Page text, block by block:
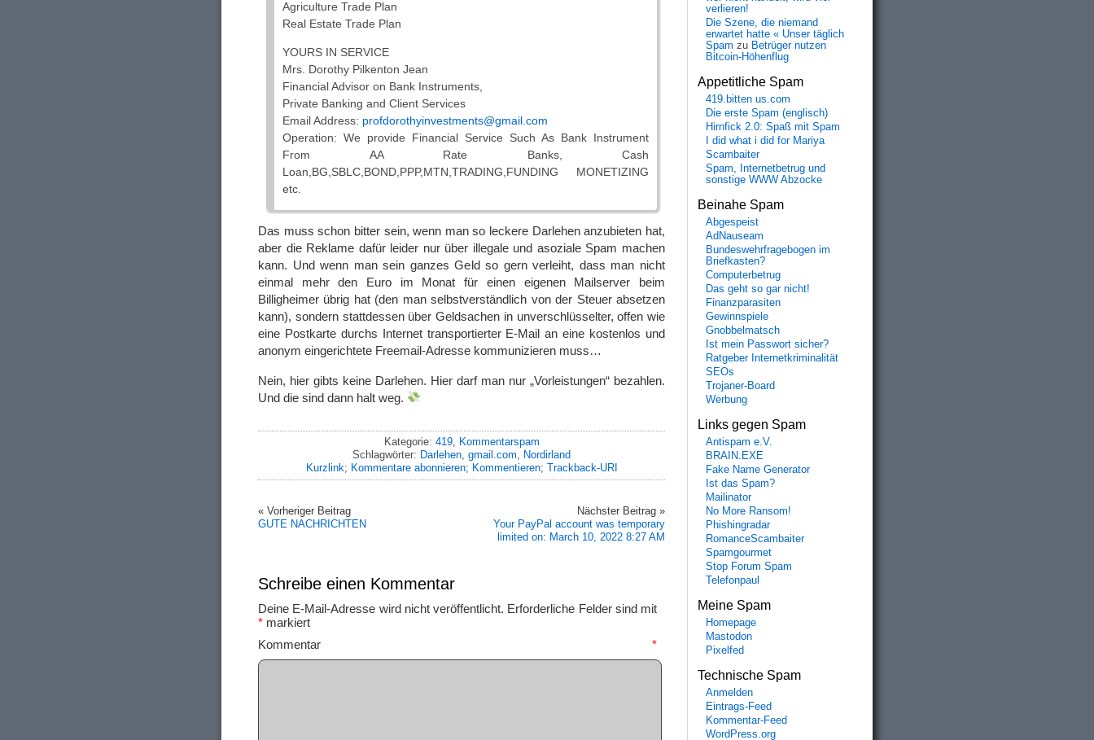
Agriculture Trade Plan
Real Estate Trade Plan
YOURS IN SERVICE
Mrs. Dorothy Pilkenton Jean
Financial Advisor on Bank Instruments,
Private Banking and Client Services
Email Address: profdorothyinvestments@gmail.com
Operation: We provide Financial Service Such As Bank Instrument
From AA Rate Banks, Cash
Loan,BG,SBLC,BOND,PPP,MTN,TRADING,FUNDING MONETIZING
etc.
Das muss schon bitter sein, wenn man so leckere Darlehen anzubieten hat,
aber die Reklame dafür leider nur über illegale und asoziale Spam machen
kann. Und wenn man sein ganzes Geld so gern verleiht, dass man nicht
einmal mehr den Euro im Monat für einen eigenen Mailserver beim
Billigheimer übrig hat (den man selbstverständlich von der Steuer absetzen
kann), sondern stattdessen über Geldsachen in unverschlüsselter, offen wie
eine Postkarte durchs Internet transportierter E-Mail an eine kostenlos und
anonym eingerichtete Freemail-Adresse kommunizieren muss…
Nein, hier gibts keine Darlehen. Hier darf man nur „Vorleistungen“ bezahlen.
Und die sind dann halt weg.
Kategorie: 419, Kommentarspam
Schlagwörter: Darlehen gmail.com
Nordirland
Kurzlink; Kommentare abonnieren; Kommentieren; Trackback-URI
« Vorheriger Beitrag
GUTE NACHRICHTEN
Nächster Beitrag »
Your PayPal account was temporary
limited on: March 10, 2022 8:27 AM
Schreibe einen Kommentar
Deine E-Mail-Adresse wird nicht veröffentlicht. Erforderliche Felder sind mit
* markiert
Kommentar *
verlieren!
Die Szene, die niemand
erwartet hatte « Unser täglich
Spam zu Betrüger nutzen
Bitcoin-Höhenflug
Appetitliche Spam
419.bitten us.com
Die erste Spam (englisch)
Hirnfick 2.0: Spaß mit Spam
I did what i did for Mariya
Scambaiter
Spam, Internetbetrug und
sonstige WWW Abzocke
Beinahe Spam
Abgespeist
AdNauseam
Bundeswehrfragebogen im
Briefkasten?
Computerbetrug
Das geht so gar nicht!
Finanzparasiten
Gewinnspiele
Gnobbelmatsch
Ist mein Passwort sicher?
Ratgeber Internetkriminalität
SEOs
Trojaner-Board
Werbung
Links gegen Spam
Antispam e.V.
BRAIN.EXE
Fake Name Generator
Ist das Spam?
Mailinator
No More Ransom!
Phishingradar
RomanceScambaiter
Spamgourmet
Stop Forum Spam
Telefonpaul
Meine Spam
Homepage
Mastodon
Pixelfed
Technische Spam
Anmelden
Eintrags-Feed
Kommentar-Feed
WordPress.org